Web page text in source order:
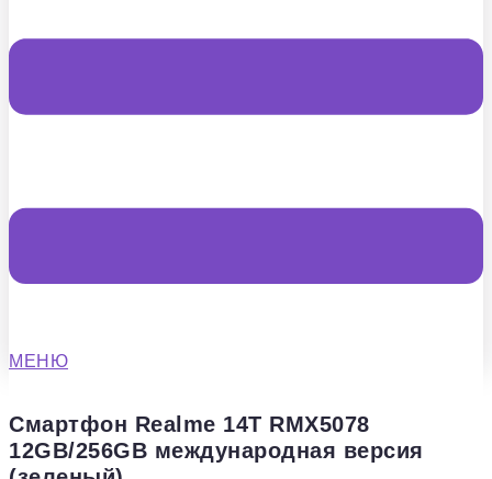
МЕНЮ
Смартфон Realme 14T RMX5078
12GB/256GB международная версия